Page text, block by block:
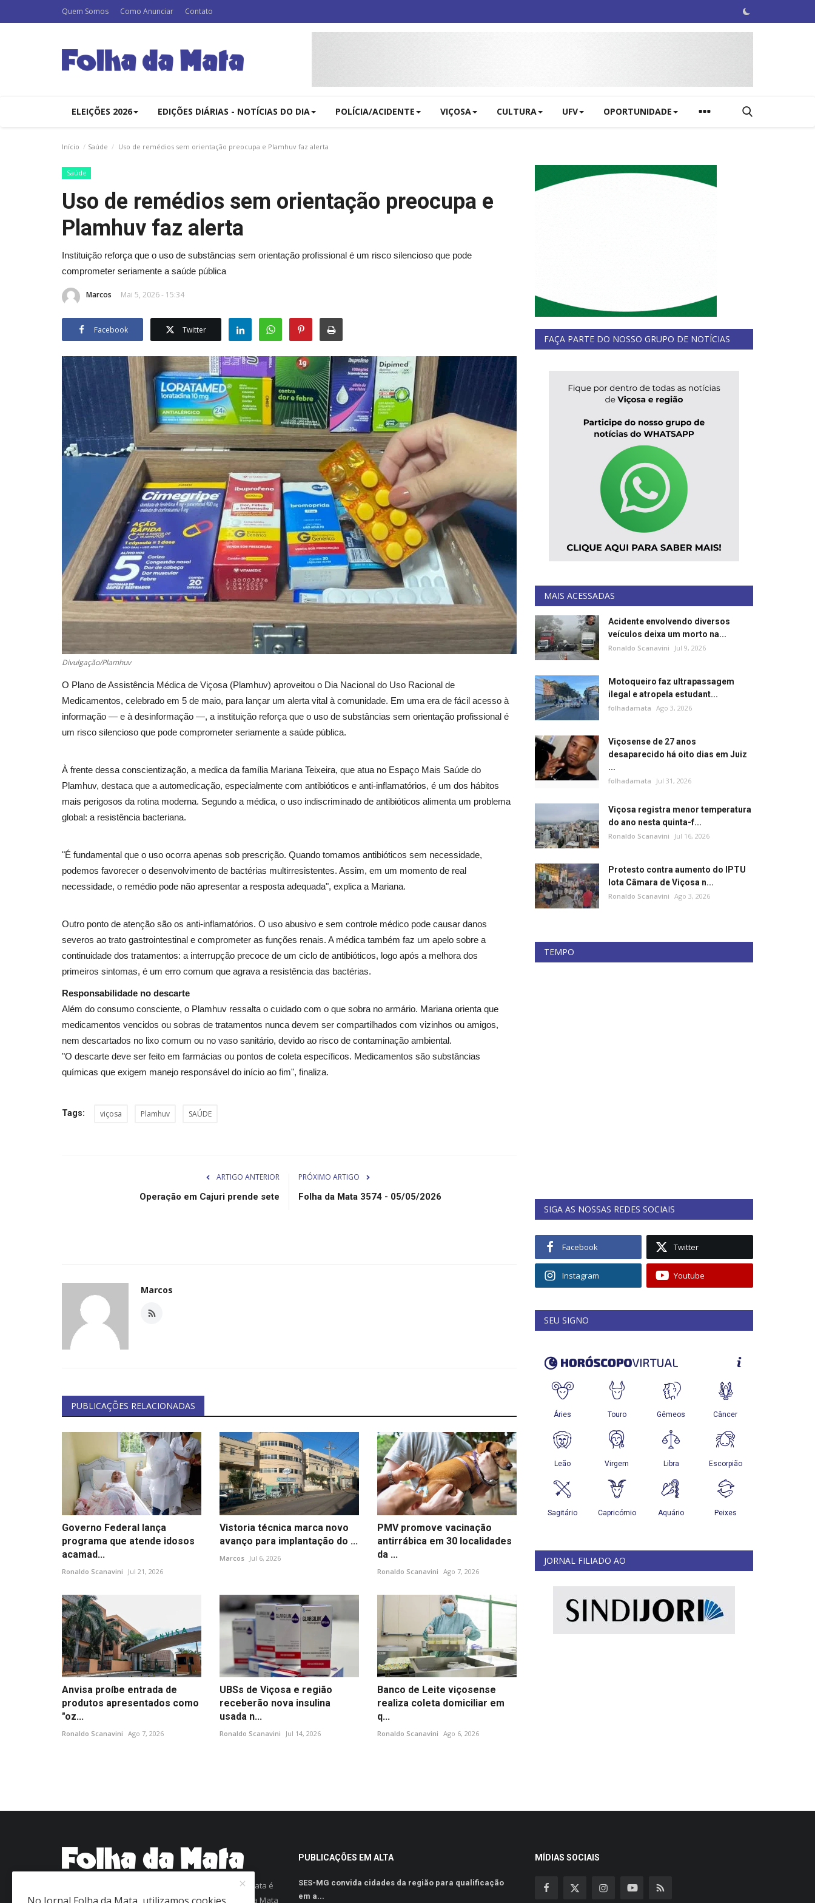
Quem Somos Como Anunciar Contato
ELEIÇÕES 2026 EDIÇÕES DIÁRIAS - NOTÍCIAS DO DIA POLÍCIA/ACIDENTE VIÇOSA CULTURA UFV OPORTUNIDADE
Início Saúde Uso de remédios sem orientação preocupa e Plamhuv faz alerta
Saúde
Uso de remédios sem orientação preocupa e
Plamhuv faz alerta
Instituição reforça que o uso de substâncias sem orientação profissional é um risco silencioso que pode
comprometer seriamente a saúde pública
Marcos Mai 5, 2026 - 15:34
Facebook Twitter
Divulgação/Plamhuv
O Plano de Assistência Médica de Viçosa (Plamhuv) aproveitou o Dia Nacional do Uso Racional de
Medicamentos, celebrado em 5 de maio, para lançar um alerta vital à comunidade. Em uma era de fácil acesso à
informação — e à desinformação —, a instituição reforça que o uso de substâncias sem orientação profissional é
um risco silencioso que pode comprometer seriamente a saúde pública.
À frente dessa conscientização, a medica da família Mariana Teixeira, que atua no Espaço Mais Saúde do
Plamhuv, destaca que a automedicação, especialmente com antibióticos e anti-inflamatórios, é um dos hábitos
mais perigosos da rotina moderna. Segundo a médica, o uso indiscriminado de antibióticos alimenta um problema
global: a resistência bacteriana.
"É fundamental que o uso ocorra apenas sob prescrição. Quando tomamos antibióticos sem necessidade,
podemos favorecer o desenvolvimento de bactérias multirresistentes. Assim, em um momento de real
necessidade, o remédio pode não apresentar a resposta adequada", explica a Mariana.
Outro ponto de atenção são os anti-inflamatórios. O uso abusivo e sem controle médico pode causar danos
severos ao trato gastrointestinal e comprometer as funções renais. A médica também faz um apelo sobre a
continuidade dos tratamentos: a interrupção precoce de um ciclo de antibióticos, logo após a melhora dos
primeiros sintomas, é um erro comum que agrava a resistência das bactérias.
Responsabilidade no descarte
Além do consumo consciente, o Plamhuv ressalta o cuidado com o que sobra no armário. Mariana orienta que
medicamentos vencidos ou sobras de tratamentos nunca devem ser compartilhados com vizinhos ou amigos,
nem descartados no lixo comum ou no vaso sanitário, devido ao risco de contaminação ambiental.
"O descarte deve ser feito em farmácias ou pontos de coleta específicos. Medicamentos são substâncias
químicas que exigem manejo responsável do início ao fim", finaliza.
Tags: viçosa Plamhuv SAÚDE
ARTIGO ANTERIOR
Operação em Cajuri prende sete
PRÓXIMO ARTIGO
Folha da Mata 3574 - 05/05/2026
Marcos
PUBLICAÇÕES RELACIONADAS
Governo Federal lança
programa que atende idosos
acamad...
Ronaldo Scanavini Jul 21, 2026
Vistoria técnica marca novo
avanço para implantação do ...
Marcos Jul 6, 2026
PMV promove vacinação
antirrábica em 30 localidades
da ...
Ronaldo Scanavini Ago 7, 2026
Anvisa proíbe entrada de
produtos apresentados como
"oz...
Ronaldo Scanavini Ago 7, 2026
UBSs de Viçosa e região
receberão nova insulina
usada n...
Ronaldo Scanavini Jul 14, 2026
Banco de Leite viçosense
realiza coleta domiciliar em
q...
Ronaldo Scanavini Ago 6, 2026
FAÇA PARTE DO NOSSO GRUPO DE NOTÍCIAS
MAIS ACESSADAS
Acidente envolvendo diversos
veículos deixa um morto na...
Ronaldo Scanavini Jul 9, 2026
Motoqueiro faz ultrapassagem
ilegal e atropela estudant...
folhadamata Ago 3, 2026
Viçosense de 27 anos
desaparecido há oito dias em Juiz
...
folhadamata Jul 31, 2026
Viçosa registra menor temperatura
do ano nesta quinta-f...
Ronaldo Scanavini Jul 16, 2026
Protesto contra aumento do IPTU
lota Câmara de Viçosa n...
Ronaldo Scanavini Ago 3, 2026
TEMPO
SIGA AS NOSSAS REDES SOCIAIS
Facebook Twitter
Instagram Youtube
SEU SIGNO
JORNAL FILIADO AO
Com mais de 60 anos de história, o jornal Folha da Mata é
uma referência em informação na região da Zona da Mata
PUBLICAÇÕES EM ALTA
SES-MG convida cidades da região para qualificação
em a...
MÍDIAS SOCIAIS